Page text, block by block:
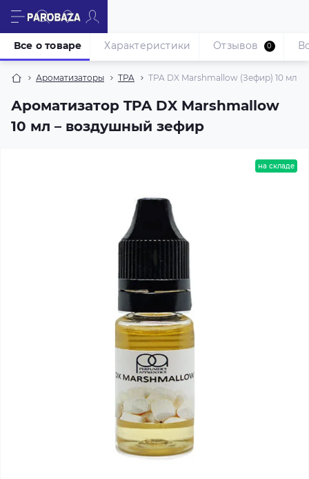
Ароматизаторы TPA TPA DX Marshmallow (Зефир) 10 мл
Ароматизатор TPA DX Marshmallow
10 мл – воздушный зефир
Все о товаре Характеристики Отзывов 0
на складе